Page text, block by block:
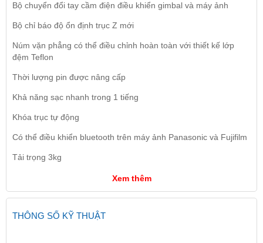
Bộ chuyển đổi tay cầm điện điều khiển gimbal và máy ảnh
Bộ chỉ báo độ ổn định trục Z mới
Núm vặn phẳng có thể điều chỉnh hoàn toàn với thiết kế lớp
đệm Teflon
Thời lượng pin được nâng cấp
Khả năng sạc nhanh trong 1 tiếng
Khóa trục tự động
Có thể điều khiển bluetooth trên máy ảnh Panasonic và Fujifilm
Tải trọng 3kg
Xem thêm
THÔNG SỐ KỸ THUẬT